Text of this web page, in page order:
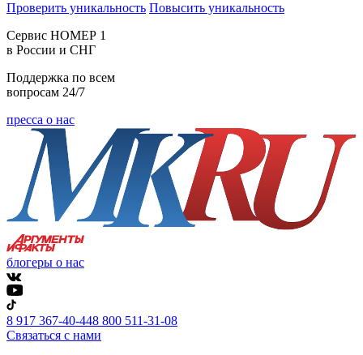
Проверить уникальность Повысить уникальность
Cервис НОМЕР 1
в России и СНГ
Поддержка по всем
вопросам 24/7
пресса о нас
блогеры о нас
8 917 367-40-448 800 511-31-08
Связаться с нами